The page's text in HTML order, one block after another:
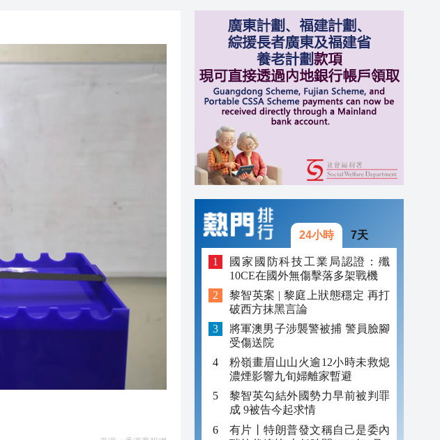
職委任
20:41
24小時 7天
國家國防科技工業局認證：殲
10CE在國外無傷擊落多架戰機
黎智英案 | 黎庭上狀態穩定 再打
破西方抹黑言論
將軍澳男子涉襲警被捕 警員臉腳
受傷送院
粉嶺畫眉山山火逾12小時未救熄
濃煙影響九旬婦離家暫避
黎智英勾結外國勢力早前被判罪
成 9被告今起求情
有片丨特朗普發文稱自己是委內